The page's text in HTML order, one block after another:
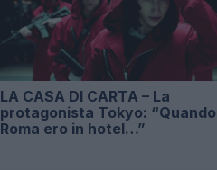
LA CASA DI CARTA – La
protagonista Tokyo:
Roma ero in hotel…”